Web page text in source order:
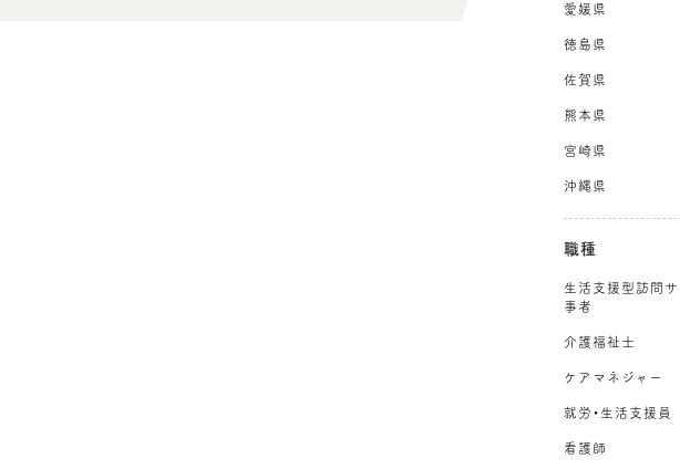
愛媛県
徳島県
佐賀県
熊本県
宮崎県
沖縄県
職種
生活支援型訪問
事者
介護福祉士
ケアマネジャー
就労・生活支援員
看護師